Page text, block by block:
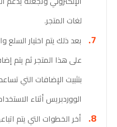
لغات المتجر.
بعد ذلك يتم اختيار السلع
على هذا المتجر ثم يتم
بتثبيت الإضافات التي
الووردبريس أثناء
أخر الخطوات التي يتم